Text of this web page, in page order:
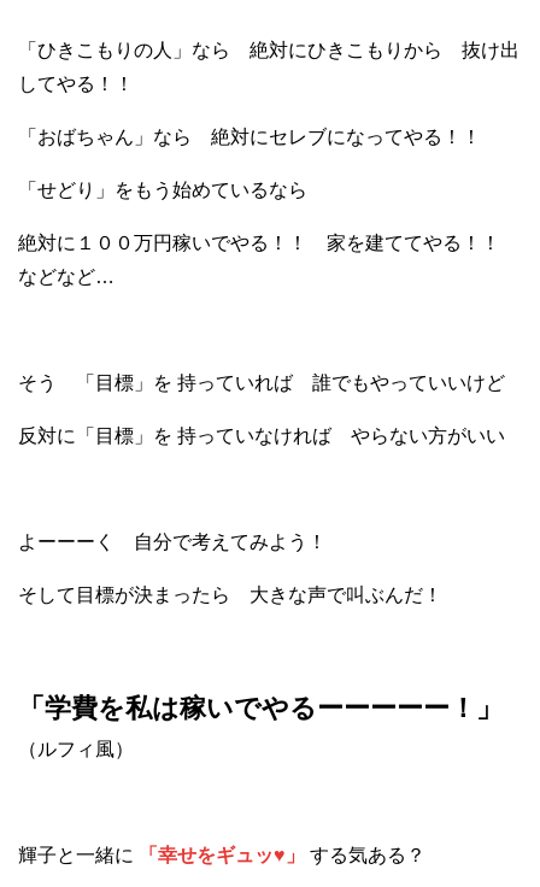
「ひきこもりの人」なら 絶対にひきこもりから 抜け出
してやる！！
「おばちゃん」なら 絶対にセレブになってやる！！
「せどり」をもう始めているなら
絶対に１００万円稼いでやる！！ 家を建ててやる！！
などなど…
そう 「目標」を 持っていれば 誰でもやっていいけど
反対に「目標」を 持っていなければ やらない方がいい
よーーーく 自分で考えてみよう！
そして目標が決まったら 大きな声で叫ぶんだ！
「学費を私は稼いでやるーーーーー！」
（ルフィ風）
輝子と一緒に 「幸せをギュッ♥」 する気ある？